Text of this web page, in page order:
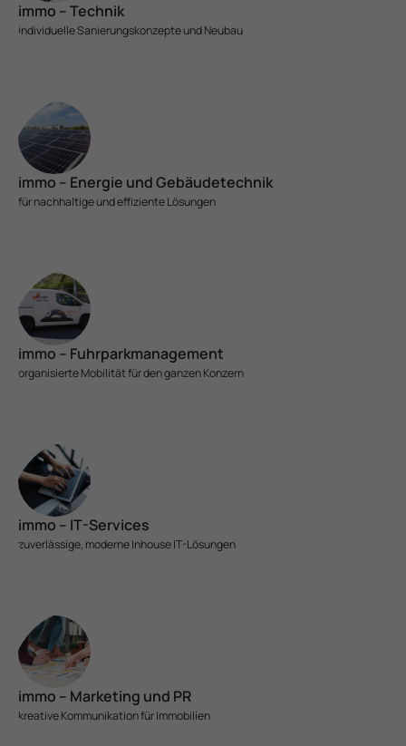
immo – Technik
indivi­duelle Sanierungs­konzepte und Neubau
immo – Energie und Gebäude­technik
für nach­haltige und effi­ziente Lösungen
immo – Fuhrparkmanagement
organisierte Mobilität für den ganzen Konzern
immo – IT-Services
zuver­lässige, moderne Inhouse IT-Lösungen
immo – Marketing und PR
kreative Kom­muni­ka­ti­on für Immobilien